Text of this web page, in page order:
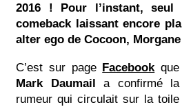
2016 ! Pour l’instant, seul
comeback laissant encore
alter ego de Cocoon,
C’est sur page Facebookque
Mark Daumail a confirmé la
rumeur qui circulait sur la toile